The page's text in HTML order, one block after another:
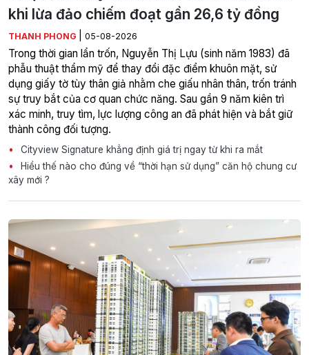
khi lừa đảo chiếm đoạt gần 26,6 tỷ đồng
THANH PHONG 05-08-2026
Trong thời gian lẩn trốn, Nguyễn Thị Lựu (sinh năm 1983) đã
phẫu thuật thẩm mỹ để thay đổi đặc điểm khuôn mặt, sử
dụng giấy tờ tùy thân giả nhằm che giấu nhân thân, trốn tránh
sự truy bắt của cơ quan chức năng. Sau gần 9 năm kiên trì
xác minh, truy tìm, lực lượng công an đã phát hiện và bắt giữ
thành công đối tượng.
Cityview Signature khẳng định giá trị ngay từ khi ra mắt
Hiểu thế nào cho đúng về “thời hạn sử dụng” căn hộ chung cư
xây mới ?